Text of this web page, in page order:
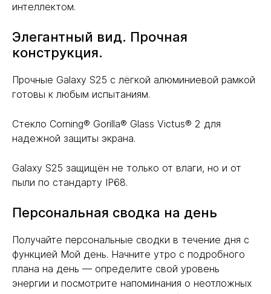
интеллектом.
Элегантный вид. Прочная
конструкция.
Прочные Galaxy S25 с лёгкой алюминиевой рамкой
готовы к любым испытаниям.
Стекло Corning® Gorilla® Glass Victus® 2 для
надежной защиты экрана.
Galaxy S25 защищён не только от влаги, но и от
пыли по стандарту IP68.
Персональная сводка на день
Получайте персональные сводки в течение дня с
функцией Мой день. Начните утро с подробного
плана на день — определите свой уровень
энергии и посмотрите напоминания о неотложных